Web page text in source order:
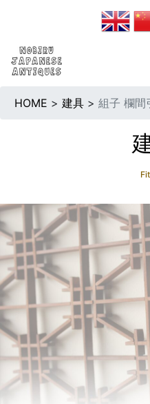
HOME > 建具 > 組子 欄